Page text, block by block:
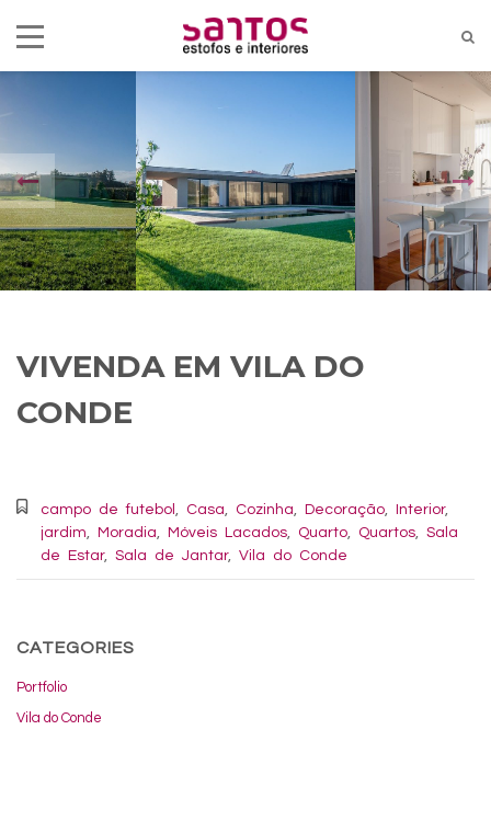
VIVENDA EM VILA DO
CONDE
campo de futebol Casa Cozinha Decoração Interior,
jardim
Moradia Móveis Lacados Quarto Quartos
Sala
de Estar, Sala de Jantar, Vila do Conde
CATEGORIES
Portfolio
Vila do Conde